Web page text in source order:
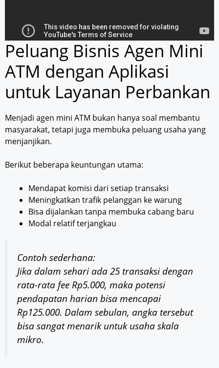
Peluang Bisnis Agen Mini
ATM dengan Aplikasi
untuk Layanan Perbankan
Menjadi agen mini ATM bukan hanya soal membantu
masyarakat, tetapi juga membuka peluang usaha yang
menjanjikan.
Berikut beberapa keuntungan utama:
Mendapat komisi dari setiap transaksi
Meningkatkan trafik pelanggan ke warung
Bisa dijalankan tanpa membuka cabang baru
Modal relatif terjangkau
Contoh sederhana:
Jika dalam sehari ada 25 transaksi dengan
rata-rata fee Rp5.000, maka potensi
pendapatan harian bisa mencapai
Rp125.000. Dalam sebulan, angka tersebut
bisa sangat menarik untuk usaha skala
mikro.